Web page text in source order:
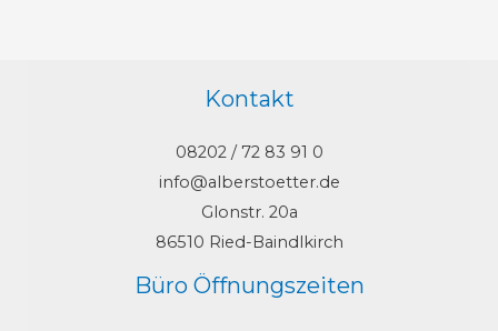
Kontakt
08202 / 72 83 91 0
info@alberstoetter.de
Glonstr. 20a
86510 Ried-Baindlkirch
Büro Öffnungszeiten